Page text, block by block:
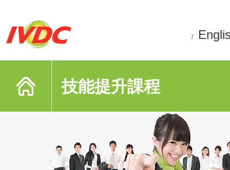
/
技能提升課程